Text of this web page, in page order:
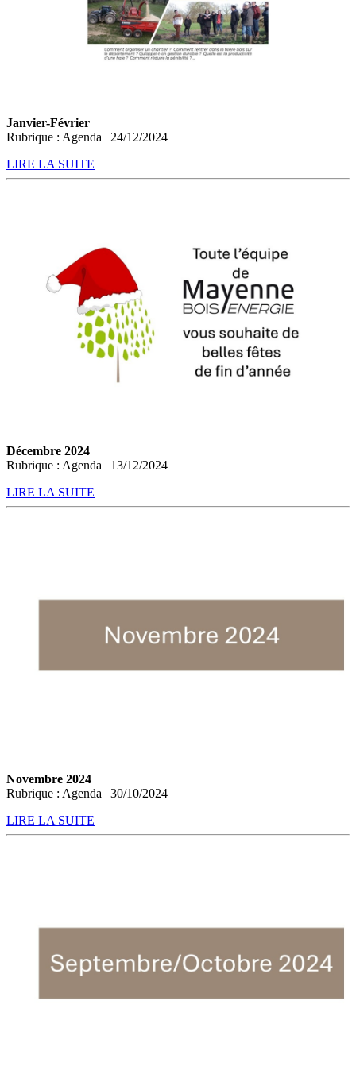
Janvier-Février
Rubrique : Agenda | 24/12/2024
LIRE LA SUITE
Décembre 2024
Rubrique : Agenda | 13/12/2024
LIRE LA SUITE
Novembre 2024
Rubrique : Agenda | 30/10/2024
LIRE LA SUITE